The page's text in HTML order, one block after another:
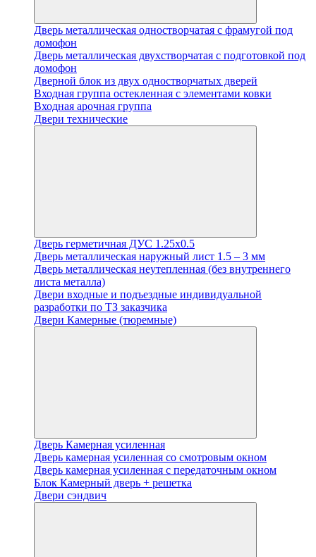
Дверь металлическая одностворчатая с фрамугой под
домофон
Дверь металлическая двухстворчатая с подготовкой под
домофон
Дверной блок из двух одностворчатых дверей
Входная группа остекленная с элементами ковки
Входная арочная группа
Двери технические
Дверь герметичная ДУС 1.25х0.5
Дверь металлическая наружный лист 1.5 – 3 мм
Дверь металлическая неутепленная (без внутреннего
листа металла)
Двери входные и подъездные индивидуальной
разработки по ТЗ заказчика
Двери Камерные (тюремные)
Дверь Камерная усиленная
Дверь камерная усиленная со смотровым окном
Дверь камерная усиленная с передаточным окном
Блок Камерный дверь + решетка
Двери сэндвич